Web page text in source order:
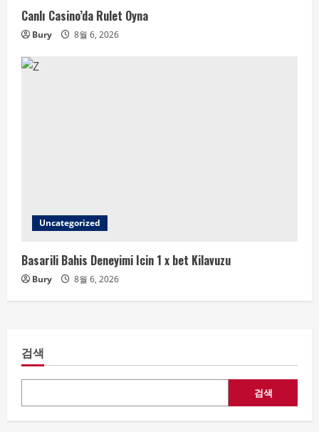
Canlı Casino’da Rulet Oyna
Bury 8월 6, 2026
Uncategorized
Basarili Bahis Deneyimi Icin 1 x bet Kilavuzu
Bury 8월 6, 2026
검색
검색